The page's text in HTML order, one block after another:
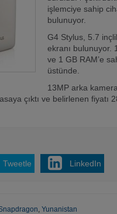
işlemciye sahip
bulunuyor.
G4 Stylus, 5.7
ekranı bulunuyor.
ve 1 GB RAM’e
üstünde.
13MP arka
çıktı ve belirlenen fiyatı
Tweetle LinkedIn
, Yunanistan